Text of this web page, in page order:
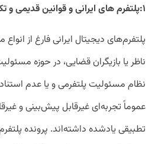
۱:پلتفرم های ایرانی و قوانین قدیمی و تکه پاره
پلتفرم‌های دیجیتال ایرانی فارغ از
ناظر یا بازیگران قضایی، در حوزه
نظام مسئولیت پلتفرمی و یا عدم
عموماً تجربه‌ای غیرقابل پیش‌بینی و
تطبیقی یادشده داشته‌اند. پرونده